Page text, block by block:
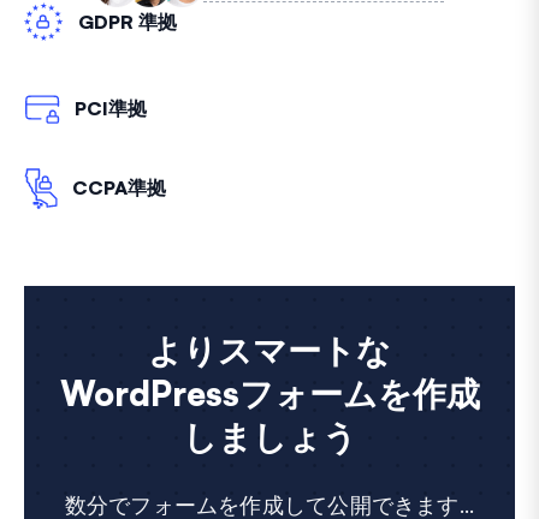
GDPR 準拠
PCI準拠
CCPA準拠
よりスマートな
WordPressフォームを作成
しましょう
数分でフォームを作成して公開できます...